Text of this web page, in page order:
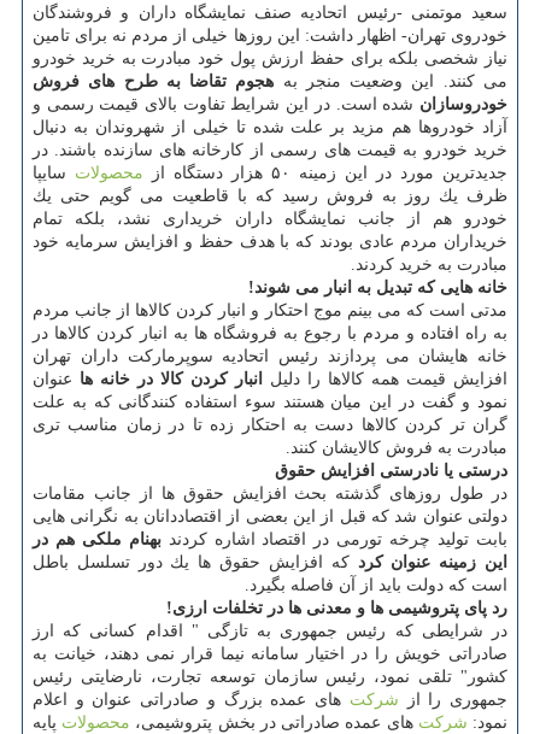
سعید موتمنی -رئیس اتحادیه صنف نمایشگاه داران و فروشندگان
خودروی تهران- اظهار داشت: این روزها خیلی از مردم نه برای تامین
نیاز شخصی بلكه برای حفظ ارزش پول خود مبادرت به خرید خودرو
می كنند. این وضعیت منجر به هجوم تقاضا به طرح های فروش
خودروسازان شده است. در این شرایط تفاوت بالای قیمت رسمی و
آزاد خودروها هم مزید بر علت شده تا خیلی از شهروندان به دنبال
خرید خودرو به قیمت های رسمی از كارخانه های سازنده باشند. در
جدیدترین مورد در این زمینه ۵۰ هزار دستگاه از
محصولات سایپا
ظرف یك روز به فروش رسید كه با قاطعیت می گویم حتی یك
خودرو هم از جانب نمایشگاه داران خریداری نشد، بلكه تمام
خریداران مردم عادی بودند كه با هدف حفظ و افزایش سرمایه خود
مبادرت به خرید كردند.
خانه هایی كه تبدیل به انبار می شوند!
مدتی است كه می بینم موج احتكار و انبار كردن كالاها از جانب مردم
به راه افتاده و مردم با رجوع به فروشگاه ها به انبار كردن كالاها در
خانه هایشان می پردازند رئیس اتحادیه سوپرماركت داران تهران
افزایش قیمت همه كالاها را دلیل
انبار كردن كالا در خانه ها عنوان
نمود و گفت در این میان هستند سوء استفاده كنندگانی كه به علت
گران تر كردن كالاها دست به احتكار زده تا در زمان مناسب تری
مبادرت به فروش كالایشان كنند.
درستی یا نادرستی افزایش حقوق
در طول روزهای گذشته بحث افزایش حقوق ها از جانب مقامات
دولتی عنوان شد كه قبل از این بعضی از اقتصاددانان به نگرانی هایی
بابت تولید چرخه تورمی در اقتصاد اشاره كردندبهنام ملكی هم در
این زمینه عنوان كرد كه افزایش حقوق ها یك دور تسلسل باطل
است كه دولت باید از آن فاصله بگیرد.
رد پای پتروشیمی ها و معدنی ها در تخلفات ارزی!
در شرایطی كه رئیس جمهوری به تازگی " اقدام كسانی كه ارز
صادراتی خویش را در اختیار سامانه نیما قرار نمی دهند، خیانت به
كشور" تلقی نمود، رئیس سازمان توسعه تجارت، نارضایتی رئیس
جمهوری را از شركت های عمده بزرگ و صادراتی عنوان و اعلام
نمود: شركت های عمده صادراتی در بخش پتروشیمی، محصولات پایه